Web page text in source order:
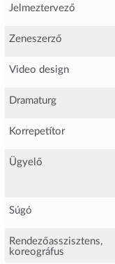
Jelmeztervező
Zeneszerző
Video design
Dramaturg
Korrepetítor
Ügyelő
Súgó
Rendezőasszisztens,
koreográfus